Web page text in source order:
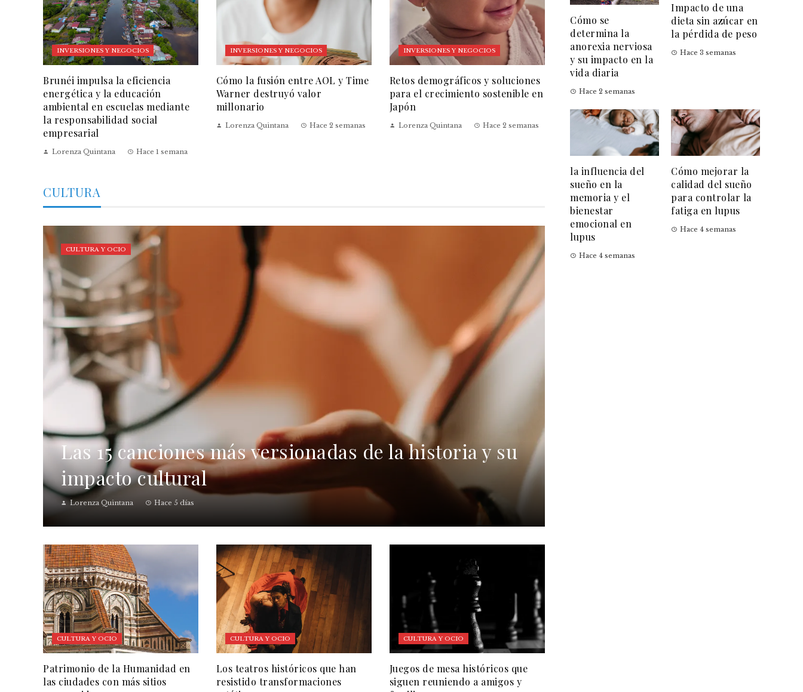
INVERSIONES Y NEGOCIOS
Brunéi impulsa la eficiencia
energética y la educación
ambiental en escuelas mediante
la responsabilidad social
empresarial
Lorenza Quintana Hace 1 semana
INVERSIONES Y NEGOCIOS
Cómo la fusión entre AOL y Time
Warner destruyó valor
millonario
Lorenza Quintana Hace 2 semanas
INVERSIONES Y NEGOCIOS
Retos demográficos y soluciones
para el crecimiento sostenible en
Japón
Lorenza Quintana Hace 2 semanas
CULTURA
Las 15 canciones más versionadas de la historia y su
impacto cultural
Lorenza Quintana Hace 5 días
CULTURA Y OCIO
CULTURA Y OCIO
Patrimonio de la Humanidad en
las ciudades con más sitios
CULTURA Y OCIO
Los teatros históricos que han
resistido transformaciones
CULTURA Y OCIO
Juegos de mesa históricos que
siguen reuniendo a amigos y
Cómo se
determina la
anorexia nerviosa
y su impacto en la
vida diaria
Hace 2 semanas
Impacto de una
dieta sin azúcar en
la pérdida de peso
Hace 3 semanas
la influencia del
sueño en la
memoria y el
bienestar
emocional en
lupus
Hace 4 semanas
Cómo mejorar la
calidad del sueño
para controlar la
fatiga en lupus
Hace 4 semanas